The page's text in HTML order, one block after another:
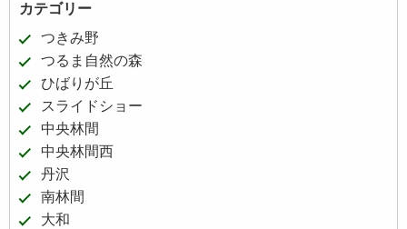
カテゴリー
つきみ野
つるま自然の森
ひばりが丘
スライドショー
中央林間
中央林間西
丹沢
南林間
大和